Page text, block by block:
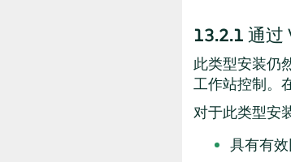
13.2.1 通过
此类型安装仍
工作站控制。
对于此类型安
具有有效